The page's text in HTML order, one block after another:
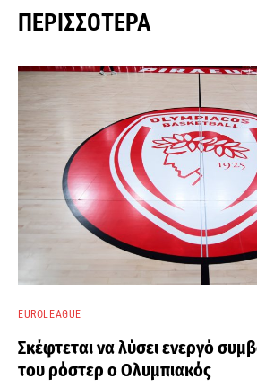
ΠΕΡΙΣΣΌΤΕΡΑ
EUROLEAGUE
Σκέφτεται να λύσει ενεργό
του ρόστερ ο Ολυμπιακός